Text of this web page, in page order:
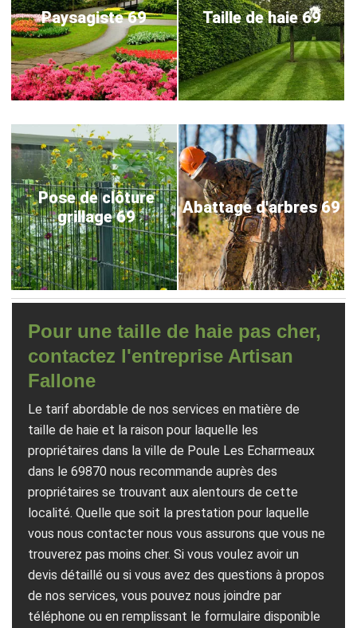
Paysagiste 69 Taille de haie 69
Pose de clôture
grillage 69
Abattage d'arbres 69
Pour une taille de haie pas cher,
contactez l'entreprise Artisan
Fallone
Le tarif abordable de nos services en matière de
taille de haie et la raison pour laquelle les
propriétaires dans la ville de Poule Les Echarmeaux
dans le 69870 nous recommande auprès des
propriétaires se trouvant aux alentours de cette
localité. Quelle que soit la prestation pour laquelle
vous nous contacter nous vous assurons que vous ne
trouverez pas moins cher. Si vous voulez avoir un
devis détaillé ou si vous avez des questions à propos
de nos services, vous pouvez nous joindre par
téléphone ou en remplissant le formulaire disponible